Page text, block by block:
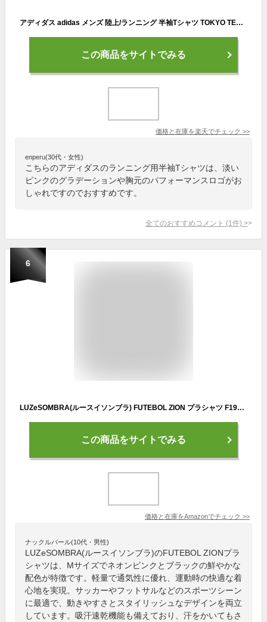
アディダス adidas メンズ 陸上/ランニング 半袖Tシャツ TOKYO TEE IP3554 （ピンク）
この商品をサイトでみる
価格と在庫を楽天でチェック >>
enperu(30代・女性)
こちらのアディダスのランニング用半袖Tシャツは、淡い
ピンクのグラデーションや胸元のパフォーマンスロゴがお
しゃれですのでおすすめです。
全てのおすすめコメント (1 件) >
6
LUZeSOMBRA(ルースイソンブラ) FUTEBOL ZION プラシャツ F1911016 Mサイズ ネオンピンク/ブラック
この商品をサイトでみる
価格と在庫をAmazonでチェック >>
ナックルバール(10代・男性)
LUZeSOMBRA(ルースイソンブラ)のFUTEBOL ZIONプラ
シャツは、Mサイズでネオンピンクとブラックの鮮やかな
配色が特徴です。軽量で通気性に優れ、運動時の快適な着
心地を実現。サッカーやフットサルなどのスポーツシーン
に最適で、動きやすさとスタイリッシュなデザインを両立
しています。吸汗速乾機能も備えており、汗をかいてもさ